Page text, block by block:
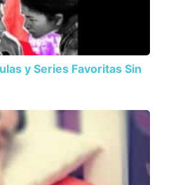
y Series Favoritas Sin